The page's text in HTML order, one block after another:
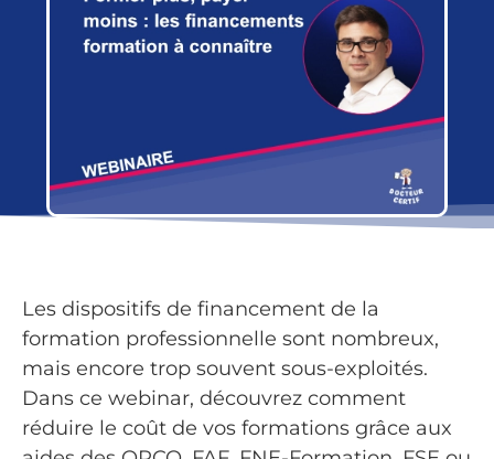
Les dispositifs de financement de la
formation professionnelle sont nombreux,
mais encore trop souvent sous-exploités.
Dans ce webinar, découvrez comment
réduire le coût de vos formations grâce aux